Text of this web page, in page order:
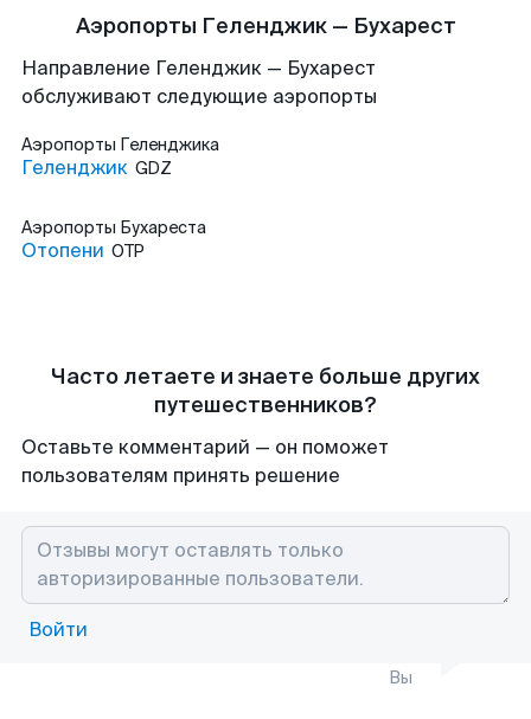
Аэропорты Геленджик — Бухарест
Направление Геленджик — Бухарест
обслуживают следующие аэропорты
Аэропорты Геленджика
Геленджик GDZ
Аэропорты Бухареста
Отопени OTP
Часто летаете и знаете больше других
путешественников?
Оставьте комментарий — он поможет
пользователям принять решение
Войти
Вы